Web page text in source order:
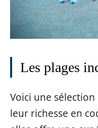
Les plages
Voici une
leur richesse en